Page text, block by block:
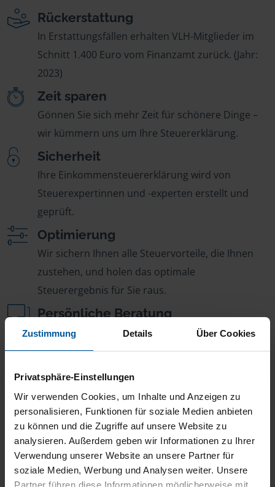
Zustimmung Details Über Cookies
Privatsphäre-Einstellungen
Wir verwenden Cookies, um Inhalte und Anzeigen zu
personalisieren, Funktionen für soziale Medien anbieten
zu können und die Zugriffe auf unsere Website zu
analysieren. Außerdem geben wir Informationen zu Ihrer
Verwendung unserer Website an unsere Partner für
soziale Medien, Werbung und Analysen weiter. Unsere
Partner führen diese Informationen möglicherweise mit
Rückerstattung
In Erstattungsfällen erhalten VLH-Mitglieder im
Schnitt 1.400 Euro vom Finanzamt zurück. (Jahr:
2023)
Zeit sparen
Gönnen Sie sich mehr Zeit für schönere Dinge –
wir kümmern uns um Ihre Steuererklärung.
Sicherheit
Ihre Einkommensteuererklärung wird von
Steuerexpertinnen und -experten erstellt und
geprüft.
Optimierung
Wir sichern Ihnen alle Steuervorteile, die Ihnen
zustehen, und holen das optimale
Steuerergebnis für Sie raus.
Persönliche Beratung
Bei Fragen zur Steuer ist Ihre VLH-Beratungsstelle
immer für Sie da – ohne Zusatzkosten.
Fairer Beitrag
Sie zahlen für alle unsere Leistungen nur einen
jährlichen Mitgliedsbeitrag, der sich nach Ihren
Jahreseinnahmen richtet.